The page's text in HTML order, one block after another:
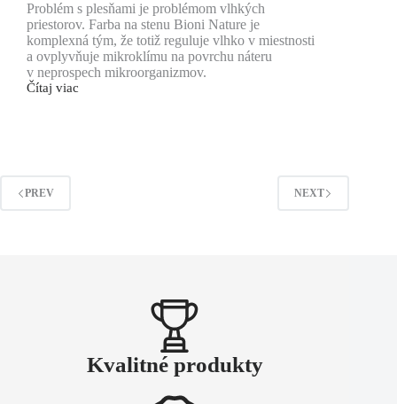
Problém s plesňami je problémom vlhkých
priestorov. Farba na stenu Bioni Nature je
komplexná tým, že totiž reguluje vlhko v miestnosti
a ovplyvňuje mikroklímu na povrchu náteru
v neprospech mikroorganizmov.
Čítaj viac
PREV NEXT
Kvalitné produkty